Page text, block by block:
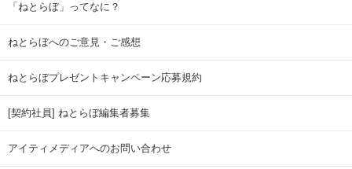
「ねとらぼ」ってなに？
ねとらぼへのご意見・ご感想
ねとらぼプレゼントキャンペーン応募規約
[契約社員] ねとらぼ編集者募集
アイティメディアへのお問い合わせ